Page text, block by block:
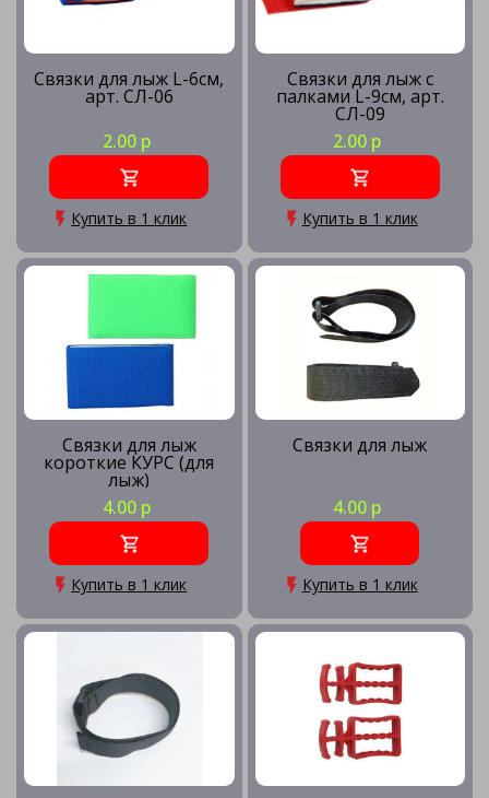
Связки для лыж L-6см,
арт. СЛ-06
2.00 р
Купить в 1 клик
Связки для лыж с
палками L-9см, арт.
СЛ-09
2.00 р
Купить в 1 клик
Связки для лыж
короткие КУРС (для
лыж)
4.00 р
Купить в 1 клик
Связки для лыж
4.00 р
Купить в 1 клик